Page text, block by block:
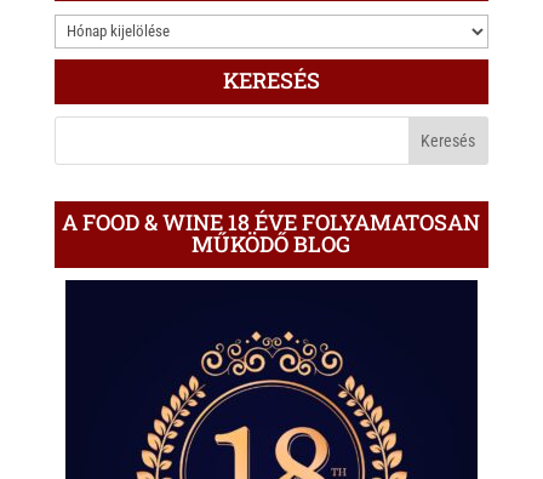
3.000
ÍRÁS
KERESÉS
A FOOD & WINE 18 ÉVE FOLYAMATOSAN
MŰKÖDŐ BLOG